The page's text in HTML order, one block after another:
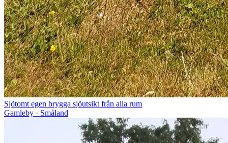
Sjötomt egen brygga sjöutsikt från alla rum
Gamleby · Småland